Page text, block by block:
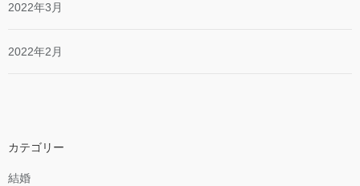
2022年3月
2022年2月
カテゴリー
結婚